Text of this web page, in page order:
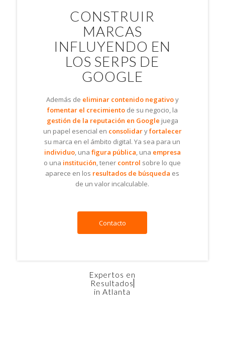
CONSTRUIR
MARCAS
INFLUYENDO EN
LOS SERPS DE
GOOGLE
Además de eliminar contenido negativoy
fomentar el crecimientode su negocio, la
gestión de la reputación en Google juega
un papel esencial en consolidaryfortalecer
su marca en el ámbito digital. Ya sea para un
individuo, una figura pública, una empresa
o una institución, tener control sobre lo que
aparece en los resultados de búsqueda es
de un valor incalculable.
Contacto
Expertos en
Resultados de búsqueda
in Atlanta